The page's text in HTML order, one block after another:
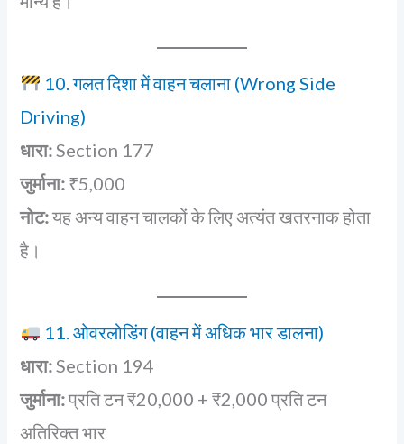
10. गलत दिशा में वाहन चलाना (Wrong Side
Driving)
धारा:Section 177
जुर्माना: ₹5,000
नोट:यह अन्य वाहन चालकों के लिए अत्यंत खतरनाक होता
है।
11. ओवरलोडिंग (वाहन में अधिक भार डालना)
धारा:Section 194
जुर्माना:प्रति टन ₹20,000 + ₹2,000 प्रति टन
अतिरिक्त भार